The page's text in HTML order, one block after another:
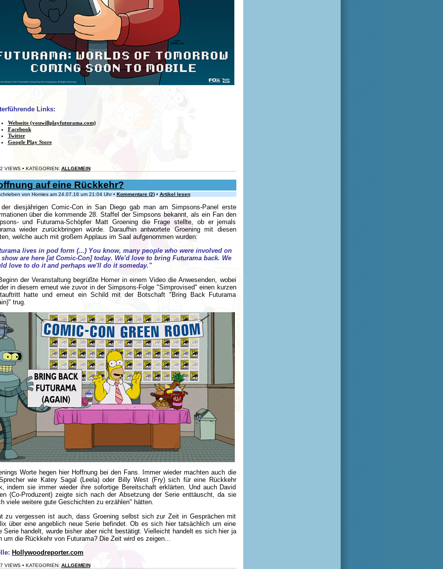
Links:
Webseite (youwillplayfuturama.com)
Facebook
Twitter
Google Play Store
VIEWS • KATEGORIEN: ALLGEMEIN
auf eine Rückkehr?
von Homies am 24.07.16 um 21:04 Uhr • Kommentare (2)• Artikel lesen
diesjährigen Comic-Con in San Diego gab man am Simpsons-Panel erste
über die kommende 28. Staffel der Simpsons bekannt, als ein Fan den
und Futurama-Schöpfer Matt Groening die Frage stellte, ob er jemals
wieder zurückbringen würde. Daraufhin antwortete Groening mit diesen
welche auch mit großem Applaus im Saal aufgenommen wurden:
lives in pod form (...) You know, many people who were involved on
are here [at Comic-Con] today. We'd love to bring Futurama back. We
love to do it and perhaps we'll do it someday."
der Veranstaltung begrüßte Homer in einem Video die Anwesenden, wobei
in diesem erneut wie zuvor in der Simpsons-Folge "Simprovised" einen kurzen
hatte und erneut ein Schild mit der Botschaft "Bring Back Futurama
trug.
Worte hegen hier Hoffnung bei den Fans. Immer wieder machten auch die
wie Katey Sagal (Leela) oder Billy West (Fry) sich für eine Rückkehr
indem sie immer wieder ihre sofortige Bereitschaft erklärten. Und auch David
(Co-Produzent) zeigte sich nach der Absetzung der Serie enttäuscht, da sie
viele weitere gute Geschichten zu erzählen" hätten.
zu vergessen ist auch, dass Groening selbst sich zur Zeit in Gesprächen mit
über eine angeblich neue Serie befindet. Ob es sich hier tatsächlich um eine
Serie handelt, wurde bisher aber nicht bestätigt. Vielleicht handelt es sich hier ja
um die Rückkehr von Futurama? Die Zeit wird es zeigen...
Hollywoodreporter.com
VIEWS • KATEGORIEN: ALLGEMEIN